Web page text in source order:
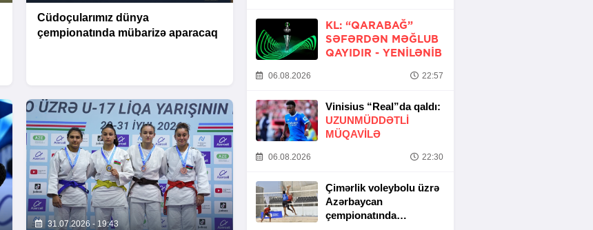
Cüdoçularımız dünya
çempionatında mübarizə aparacaq
31.07.2026 - 19:43
KL: “QARABAĞ”
SƏFƏRDƏN MƏĞLUB
QAYIDIR - YENİLƏNİB
06.08.2026 22:57
Vinisius “Real”da qaldı:
UZUNMÜDDƏTLİ
MÜQAVİLƏ
06.08.2026 22:30
Çimərlik voleybolu üzrə
Azərbaycan
çempionatında